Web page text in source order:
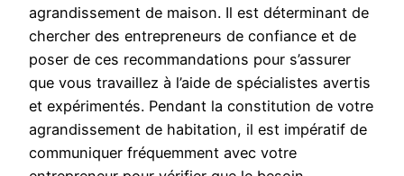
agrandissement de maison. Il est déterminant de
chercher des entrepreneurs de confiance et de
poser de ces recommandations pour s’assurer
que vous travaillez à l’aide de spécialistes avertis
et expérimentés. Pendant la constitution de votre
agrandissement de habitation, il est impératif de
communiquer fréquemment avec votre